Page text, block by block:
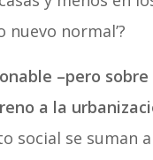
nuevo normal’?
–pero
a la
social se suman